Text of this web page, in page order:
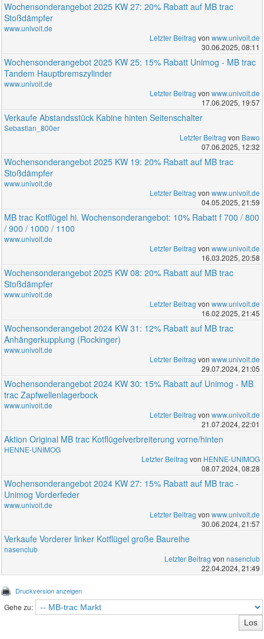
Wochensonderangebot 2025 KW 27: 20% Rabatt auf MB trac
Stoßdämpfer
www.univoit.de
Letzter Beitrag von www.univoit.de
30.06.2025, 08:11
Wochensonderangebot 2025 KW 25: 15% Rabatt Unimog - MB trac
Tandem Hauptbremszylinder
www.univoit.de
Letzter Beitrag von www.univoit.de
17.06.2025, 19:57
Verkaufe Abstandsstück Kabine hinten Seitenschalter
Sebastian_800er
Letzter Beitrag von Bawo
07.06.2025, 12:32
Wochensonderangebot 2025 KW 19: 20% Rabatt auf MB trac
Stoßdämpfer
www.univoit.de
Letzter Beitrag von www.univoit.de
04.05.2025, 21:59
MB trac Kotflügel hi. Wochensonderangebot: 10% Rabatt f 700 / 800
/ 900 / 1000 / 1100
www.univoit.de
Letzter Beitrag von www.univoit.de
16.03.2025, 20:58
Wochensonderangebot 2025 KW 08: 20% Rabatt auf MB trac
Stoßdämpfer
www.univoit.de
Letzter Beitrag von www.univoit.de
16.02.2025, 21:45
Wochensonderangebot 2024 KW 31: 12% Rabatt auf MB trac
Anhängerkupplung (Rockinger)
www.univoit.de
Letzter Beitrag von www.univoit.de
29.07.2024, 21:05
Wochensonderangebot 2024 KW 30: 15% Rabatt auf Unimog - MB
trac Zapfwellenlagerbock
www.univoit.de
Letzter Beitrag von www.univoit.de
21.07.2024, 22:01
Aktion Original MB trac Kotflügelverbreiterung vorne/hinten
HENNE-UNIMOG
Letzter Beitrag von HENNE-UNIMOG
08.07.2024, 08:28
Wochensonderangebot 2024 KW 27: 15% Rabatt auf MB trac -
Unimog Vorderfeder
www.univoit.de
Letzter Beitrag von www.univoit.de
30.06.2024, 21:57
Verkaufe Vorderer linker Kotflügel große Baureihe
nasenclub
Letzter Beitrag von nasenclub
22.04.2024, 21:49
Druckversion anzeigen
Gehe zu: